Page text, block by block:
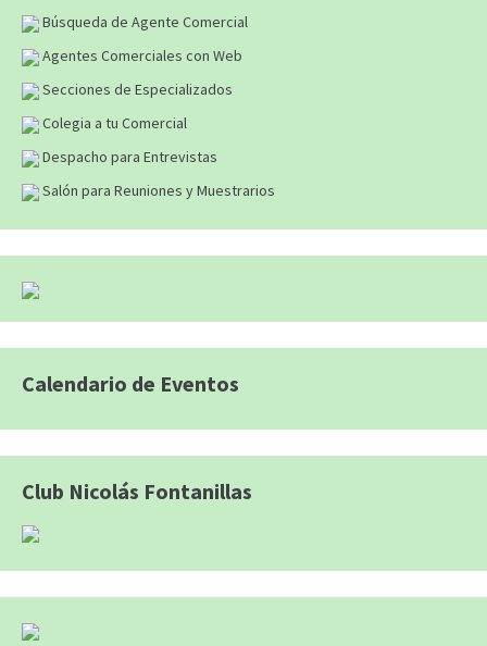
Búsqueda de Agente Comercial
Agentes Comerciales con Web
Secciones de Especializados
Colegia a tu Comercial
Despacho para Entrevistas
Salón para Reuniones y Muestrarios
Calendario de Eventos
Club Nicolás Fontanillas